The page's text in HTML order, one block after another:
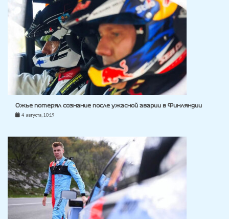
Ожье потерял сознание после ужасной аварии в Финляндии
4 августа, 10:19